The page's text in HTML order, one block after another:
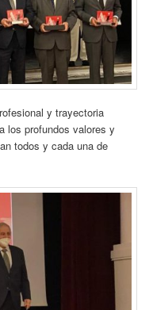
y trayectoria
los profundos valores y
todos y cada una de